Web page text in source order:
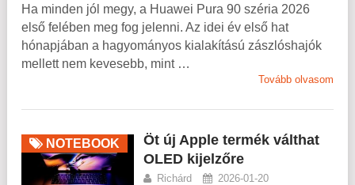
Ha minden jól megy, a Huawei Pura 90 széria 2026
első felében meg fog jelenni. Az idei év első hat
hónapjában a hagyományos kialakítású zászlóshajók
mellett nem kevesebb, mint …
Tovább olvasom
NOTEBOOK
Öt új Apple termék válthat
OLED kijelzőre
Richárd 2026-01-20